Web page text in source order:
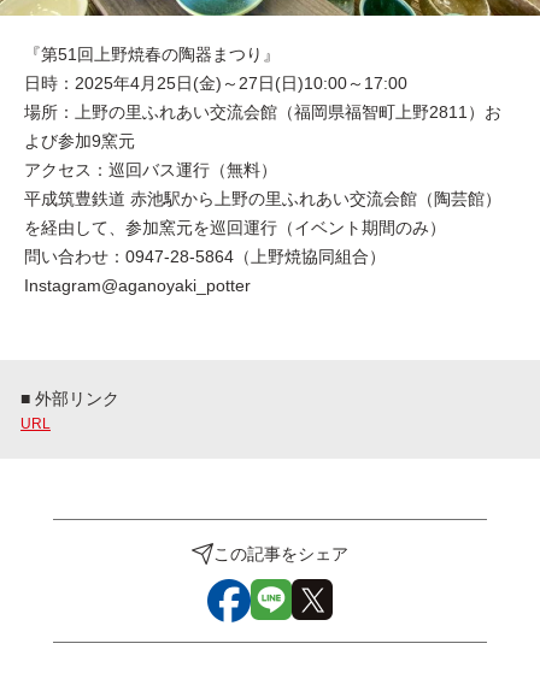
『第51回上野焼春の陶器まつり』
日時：2025年4月25日(金)～27日(日)10:00～17:00
場所：上野の里ふれあい交流会館（福岡県福智町上野2811）お
よび参加9窯元
アクセス：巡回バス運行（無料）
平成筑豊鉄道 赤池駅から上野の里ふれあい交流会館（陶芸館）
を経由して、参加窯元を巡回運行（イベント期間のみ）
問い合わせ：0947-28-5864（上野焼協同組合）
Instagram@aganoyaki_potter
■ 外部リンク
URL
この記事をシェア